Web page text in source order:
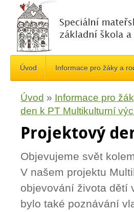
Úvod Informace pro žáky a
Úvod » Informace pro
den k PT Multikulturní
Projektový
Objevujeme svět
V našem projektu
objevování života dětí
bylo také poznávání